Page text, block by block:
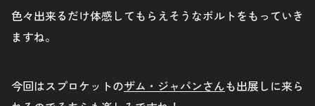
色々出来るだけ体感してもらえそうなボルトをもっていき
ますね。
今回はスプロケットのザム・ジャパンさんも出展しに来ら